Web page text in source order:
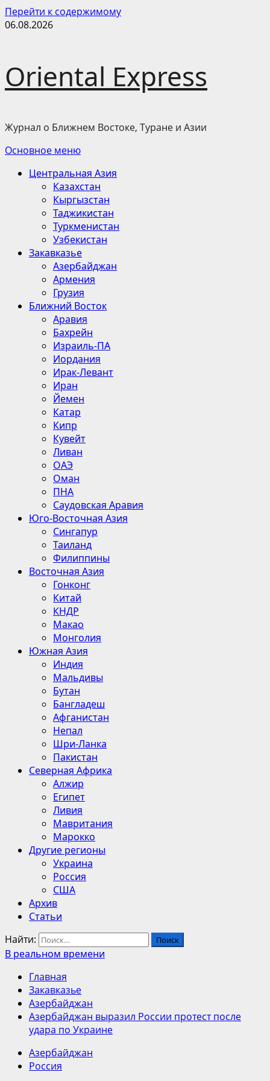
Перейти к содержимому
06.08.2026
Oriental Express
Журнал о Ближнем Востоке, Туране и Азии
Основное меню
Центральная Азия
Казахстан
Кыргызстан
Таджикистан
Туркменистан
Узбекистан
Закавказье
Азербайджан
Армения
Грузия
Ближний Восток
Аравия
Бахрейн
Израиль-ПА
Иордания
Ирак-Левант
Иран
Йемен
Катар
Кипр
Кувейт
Ливан
ОАЭ
Оман
ПНА
Саудовская Аравия
Юго-Восточная Азия
Сингапур
Таиланд
Филиппины
Восточная Азия
Гонконг
Китай
КНДР
Макао
Монголия
Южная Азия
Индия
Мальдивы
Бутан
Бангладеш
Афганистан
Непал
Шри-Ланка
Пакистан
Северная Африка
Алжир
Египет
Ливия
Мавритания
Марокко
Другие регионы
Украина
Россия
США
Архив
Статьи
Найти:
В реальном времени
Главная
Закавказье
Азербайджан
Азербайджан выразил России протест после
удара по Украине
Азербайджан
Россия